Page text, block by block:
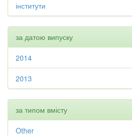
інститути
за датою випуску
2014
2013
за типом вмісту
Other